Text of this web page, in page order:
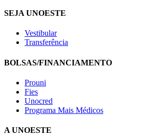
SEJA UNOESTE
Vestibular
Transferência
BOLSAS/FINANCIAMENTO
Prouni
Fies
Unocred
Programa Mais Médicos
A UNOESTE